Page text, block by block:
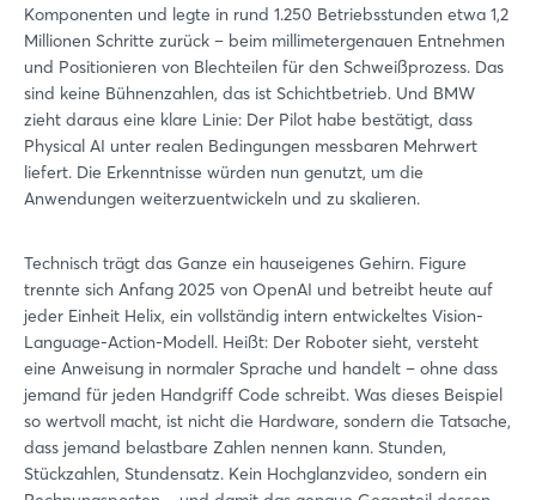
Komponenten und legte in rund 1.250 Betriebsstunden etwa 1,2
Millionen Schritte zurück – beim millimetergenauen Entnehmen
und Positionieren von Blechteilen für den Schweißprozess. Das
sind keine Bühnenzahlen, das ist Schichtbetrieb. Und BMW
zieht daraus eine klare Linie: Der Pilot habe bestätigt, dass
Physical AI unter realen Bedingungen messbaren Mehrwert
liefert. Die Erkenntnisse würden nun genutzt, um die
Anwendungen weiterzuentwickeln und zu skalieren.
Technisch trägt das Ganze ein hauseigenes Gehirn. Figure
trennte sich Anfang 2025 von OpenAI und betreibt heute auf
jeder Einheit Helix, ein vollständig intern entwickeltes Vision-
Language-Action-Modell. Heißt: Der Roboter sieht, versteht
eine Anweisung in normaler Sprache und handelt – ohne dass
jemand für jeden Handgriff Code schreibt. Was dieses Beispiel
so wertvoll macht, ist nicht die Hardware, sondern die Tatsache,
dass jemand belastbare Zahlen nennen kann. Stunden,
Stückzahlen, Stundensatz. Kein Hochglanzvideo, sondern ein